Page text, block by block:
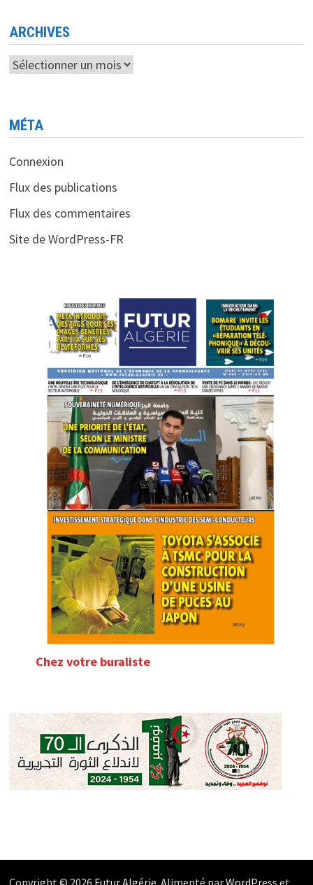
LA
CYBERSÉCURITÉ
DE
SES
INFRASTRUCTURES
CRITIQUES
ARCHIVES
Archives
MÉTA
Connexion
Flux des publications
Flux des commentaires
Site de WordPress-FR
Chez votre buraliste